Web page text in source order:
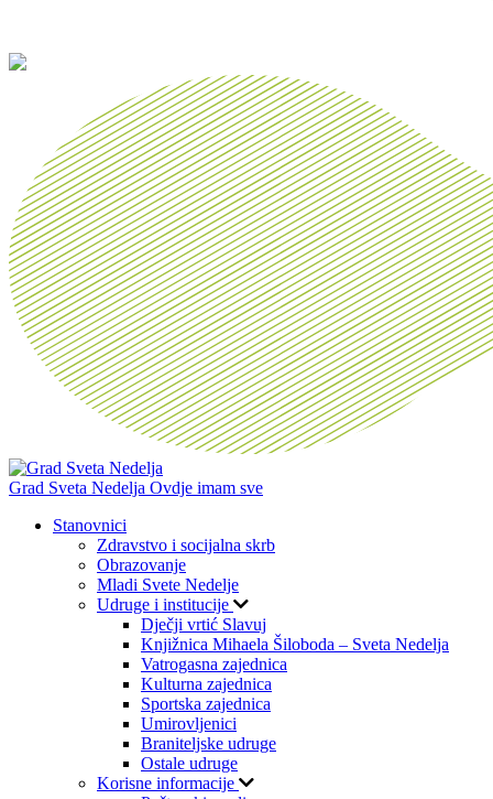
Grad Sveta Nedelja Ovdje imam sve
Stanovnici
Zdravstvo i socijalna skrb
Obrazovanje
Mladi Svete Nedelje
Udruge i institucije
Dječji vrtić Slavuj
Knjižnica Mihaela Šiloboda – Sveta Nedelja
Vatrogasna zajednica
Kulturna zajednica
Sportska zajednica
Umirovljenici
Braniteljske udruge
Ostale udruge
Korisne informacije